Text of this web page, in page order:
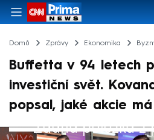
Domů Zprávy Ekonomika
Buffetta v 94 letech
investiční svět.
popsal, jaké akcie má
Žádná položka z